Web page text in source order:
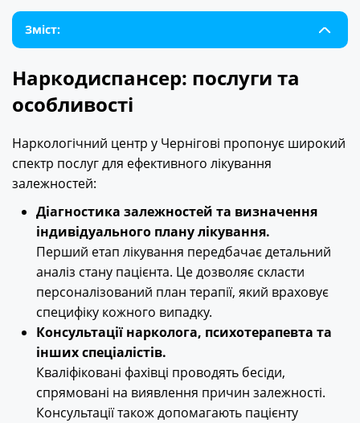
Зміст:
Наркодиспансер: послуги та
особливості
Наркологічний центр у Чернігові пропонує широкий
спектр послуг для ефективного лікування
залежностей:
Діагностика залежностей та визначення
індивідуального плану лікування.
Перший етап лікування передбачає детальний
аналіз стану пацієнта. Це дозволяє скласти
персоналізований план терапії, який враховує
специфіку кожного випадку.
Консультації нарколога, психотерапевта та
інших спеціалістів.
Кваліфіковані фахівці проводять бесіди,
спрямовані на виявлення причин залежності.
Консультації також допомагають пацієнту